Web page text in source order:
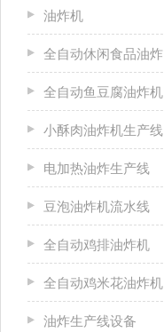
油炸机
全自动休闲食品油炸
全自动鱼豆腐油炸机
小酥肉油炸机生产线
电加热油炸生产线
豆泡油炸机流水线
全自动鸡排油炸机
全自动鸡米花油炸机
油炸生产线设备